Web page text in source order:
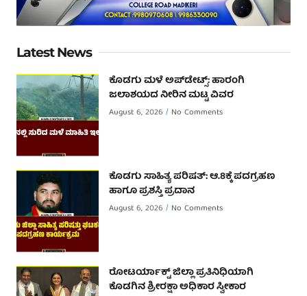
Latest News
ಕೊಡಗು ಮಳೆ ಅಪ್‌ಡೇಟ್ಸ್: ಹಾರಂಗಿ
ಜಲಾಶಯದ ನೀರಿನ ಮಟ್ಟ ವಿವರ
August 6, 2026 No Comments
ಕೊಡಗು ಸಾಹಿತ್ಯ ಪರಿಷತ್: ಆ.8ಕ್ಕೆ ಪದಗ್ರಹಣ
ಹಾಗೂ ಪ್ರಶಸ್ತಿ ಪ್ರದಾನ
August 6, 2026 No Comments
ರೋಟರ್ಯಾಕ್ಟ್ ಜಿಲ್ಲಾ ಪ್ರತಿನಿಧಿಯಾಗಿ
ಕೊಡಗಿನ ಶ್ರೀರಕ್ಷಾ ಅಧಿಕಾರ ಸ್ವೀಕಾರ